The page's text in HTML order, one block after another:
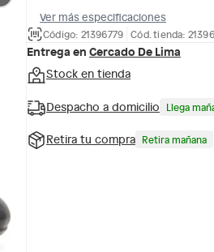
Ver más especificaciones
Código: 21396779 Cód. tienda:
Entrega en Cercado De Lima
Stock en tienda
Despacho a domicilio Llega
Retira tu compra Retira mañana